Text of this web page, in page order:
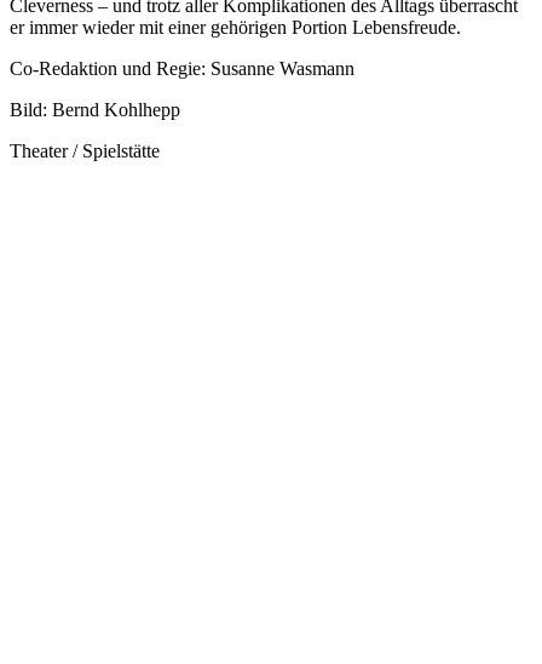
Cleverness – und trotz aller Komplikationen des Alltags überrascht
er immer wieder mit einer gehörigen Portion Lebensfreude.
Co-Redaktion und Regie: Susanne Wasmann
Bild: Bernd Kohlhepp
Theater / Spielstätte